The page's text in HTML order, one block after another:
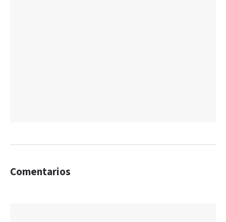
Comentarios